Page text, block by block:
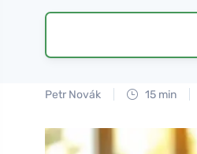
Petr Novák 15 min